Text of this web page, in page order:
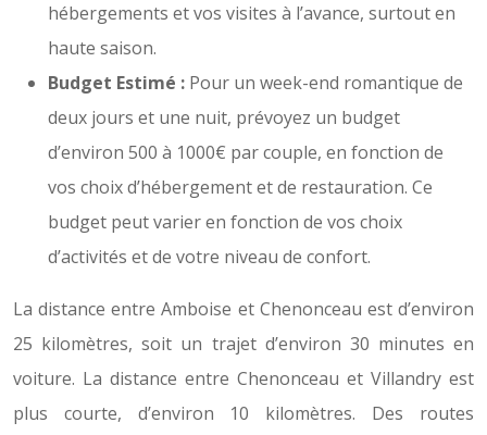
hébergements et vos visites à l’avance, surtout en
haute saison.
Budget Estimé : Pour un week-end romantique de
deux jours et une nuit, prévoyez un budget
d’environ 500 à 1000€ par couple, en fonction de
vos choix d’hébergement et de restauration. Ce
budget peut varier en fonction de vos choix
d’activités et de votre niveau de confort.
La distance entre Amboise et Chenonceau est d’environ
25 kilomètres, soit un trajet d’environ 30 minutes en
voiture. La distance entre Chenonceau et Villandry est
plus courte, d’environ 10 kilomètres. Des routes